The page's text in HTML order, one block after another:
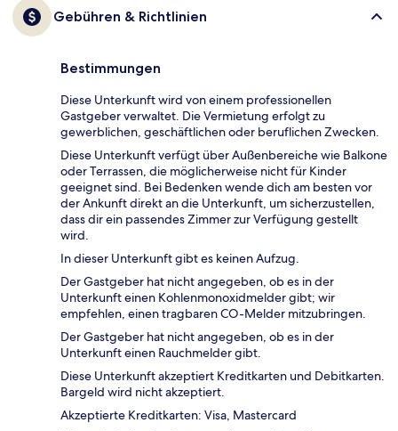
Gebühren & Richtlinien
Bestimmungen
Diese Unterkunft wird von einem professionellen
Gastgeber verwaltet. Die Vermietung erfolgt zu
gewerblichen, geschäftlichen oder beruflichen Zwecken.
Diese Unterkunft verfügt über Außenbereiche wie Balkone
oder Terrassen, die möglicherweise nicht für Kinder
geeignet sind. Bei Bedenken wende dich am besten vor
der Ankunft direkt an die Unterkunft, um sicherzustellen,
dass dir ein passendes Zimmer zur Verfügung gestellt
wird.
In dieser Unterkunft gibt es keinen Aufzug.
Der Gastgeber hat nicht angegeben, ob es in der
Unterkunft einen Kohlenmonoxidmelder gibt; wir
empfehlen, einen tragbaren CO-Melder mitzubringen.
Der Gastgeber hat nicht angegeben, ob es in der
Unterkunft einen Rauchmelder gibt.
Diese Unterkunft akzeptiert Kreditkarten und Debitkarten.
Bargeld wird nicht akzeptiert.
Akzeptierte Kreditkarten: Visa, Mastercard